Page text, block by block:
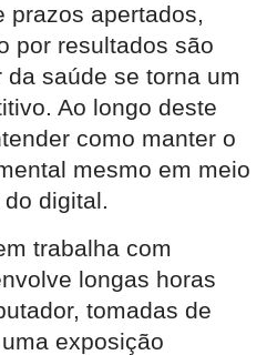
prazos apertados,
por resultados são
saúde se torna um
Ao longo deste
como manter o
mesmo em meio
digital.
trabalha com
longas horas
tomadas de
exposição